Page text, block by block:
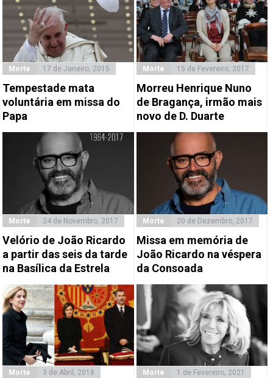
Morte 17 de Janeiro, 2015
Tempestade mata
voluntária em missa do
Papa
Morte 15 de Fevereiro, 2017
Morreu Henrique Nuno
de Bragança, irmão mais
novo de D. Duarte
Morte 24 de Novembro, 2017
Velório de João Ricardo
a partir das seis da tarde
na Basílica da Estrela
Morte 20 de Dezembro, 2017
Missa em memória de
João Ricardo na véspera
da Consoada
Morte 3 de Abril, 2018 Morte 1 de Fevereiro, 2021